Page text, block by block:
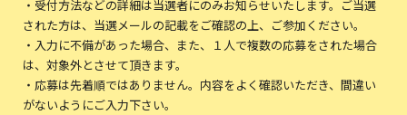
・受付方法などの詳細は当選者にのみお知らせいたします。ご当選
された方は、当選メールの記載をご確認の上、ご参加ください。
・入力に不備があった場合、また、１人で複数の応募をされた場合
は、対象外とさせて頂きます。
・応募は先着順ではありません。内容をよく確認いただき、間違い
がないようにご入力下さい。